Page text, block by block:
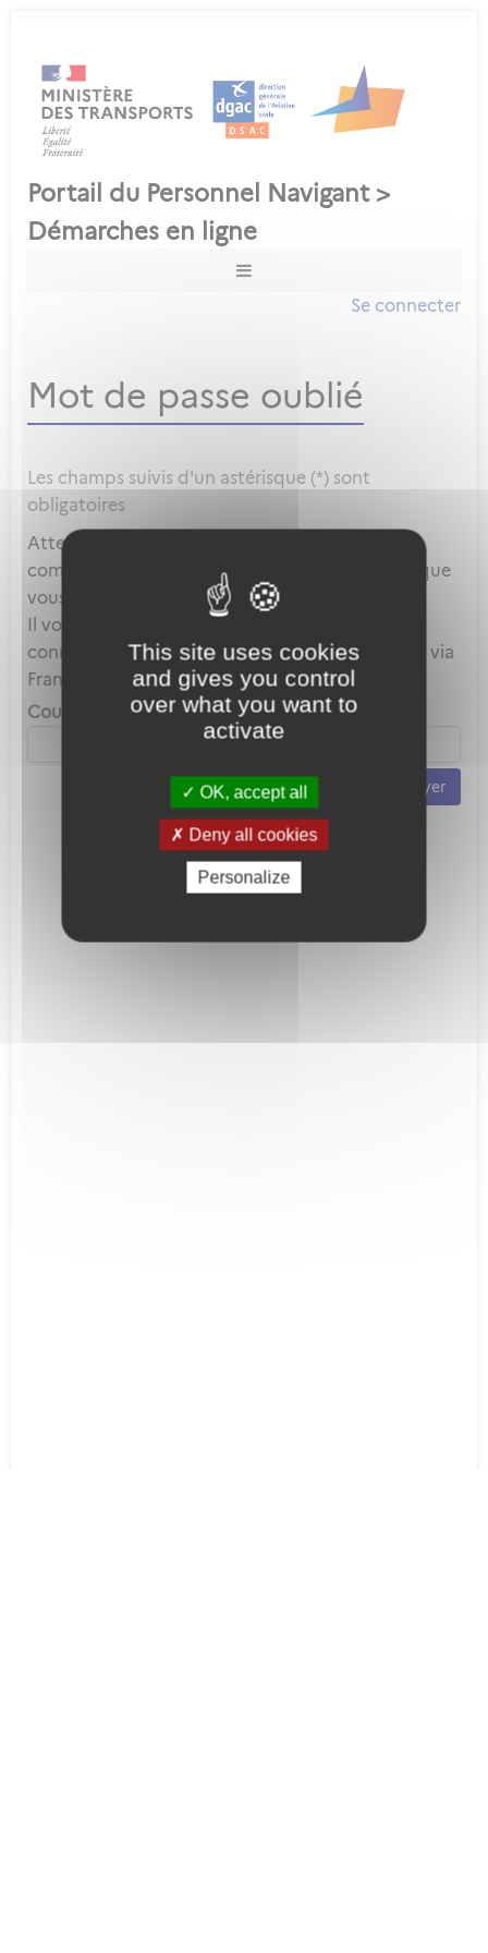
This site uses cookies
and gives you control
over what you want to
activate
OK, accept all
Deny all cookies
Personalize
Se connecter
Mot de passe oublié
Les champs suivis d'un astérisque (*) sont
obligatoires
Attention, ce mot de passe est celui de votre
compte local et en aucun cas celui du compte que
vous utilisez au travers de FranceConnect.
Il vous servira uniquement lorsque vous vous
connecterez avec votre adresse mail plutôt que via
FranceConnect.
Courriel *
Envoyer